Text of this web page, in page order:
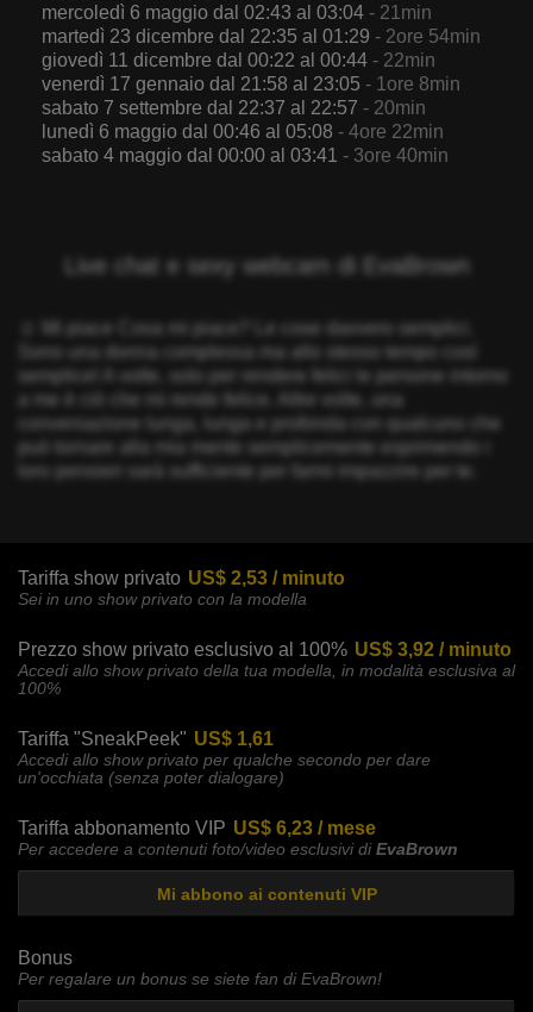
mercoledì 6 maggio dal 02:43 al 03:04 - 21min
martedì 23 dicembre dal 22:35 al 01:29 - 2ore 54min
giovedì 11 dicembre dal 00:22 al 00:44 - 22min
venerdì 17 gennaio dal 21:58 al 23:05 - 1ore 8min
sabato 7 settembre dal 22:37 al 22:57 - 20min
lunedì 6 maggio dal 00:46 al 05:08 - 4ore 22min
sabato 4 maggio dal 00:00 al 03:41 - 3ore 40min
Live chat e sexy webcam di EvaBrown
☺ Mi piace Cosa mi piace? Le cose davvero semplici.
Sono una donna complessa ma allo stesso tempo così
semplice! A volte, solo per rendere felici le persone intorno
a me è ciò che mi rende felice. Altre volte, una
conversazione lunga, lunga e profonda con qualcuno che
può tornare alla mia mente semplicemente esprimendo i
loro pensieri sarà sufficiente per farmi impazzire per te.
Tariffa show privato US$ 2,53 / minuto
Sei in uno show privato con la modella
Prezzo show privato esclusivo al 100% US$ 3,92 / minuto
Accedi allo show privato della tua modella, in modalità esclusiva al
100%
Tariffa "SneakPeek" US$ 1,61
Accedi allo show privato per qualche secondo per dare
un'occhiata (senza poter dialogare)
Tariffa abbonamento VIP US$ 6,23 / mese
Per accedere a contenuti foto/video esclusivi diEvaBrown
Mi abbono ai contenuti VIP
Bonus
Per regalare un bonus se siete fan di EvaBrown!